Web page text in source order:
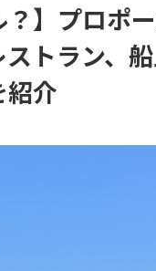
？】プロポ
トラン、
紹介